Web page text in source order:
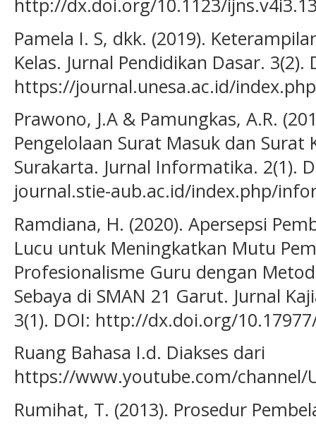
http://dx.doi.org/10.1123/
Pamela I. S, dkk. (2019).
Kelas. Jurnal Pendidikan Dasar. 3(2).
https://journal.unesa.ac.id/
Prawono, J.A & Pamungkas, A.R.
Pengelolaan Surat Masuk dan Surat
Surakarta. Jurnal Informatika. 2(1).
journal.stie-aub.ac.id/index.php/
Ramdiana, H. (2020). Apersepsi
Lucu untuk Meningkatkan Mutu
Profesionalisme Guru dengan
Sebaya di SMAN 21 Garut. Jurnal
3(1). DOI: http://dx.doi.org/
Ruang Bahasa I.d. Diakses dari
https://www.youtube.com/channel/
Rumihat, T. (2013). Prosedur